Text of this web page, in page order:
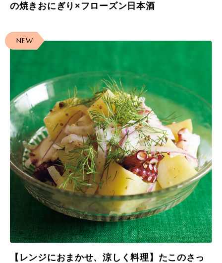
の焼きおにぎり×フローズン日本酒
NEW
【レンジにおまかせ、涼しく料理】たこのさっ